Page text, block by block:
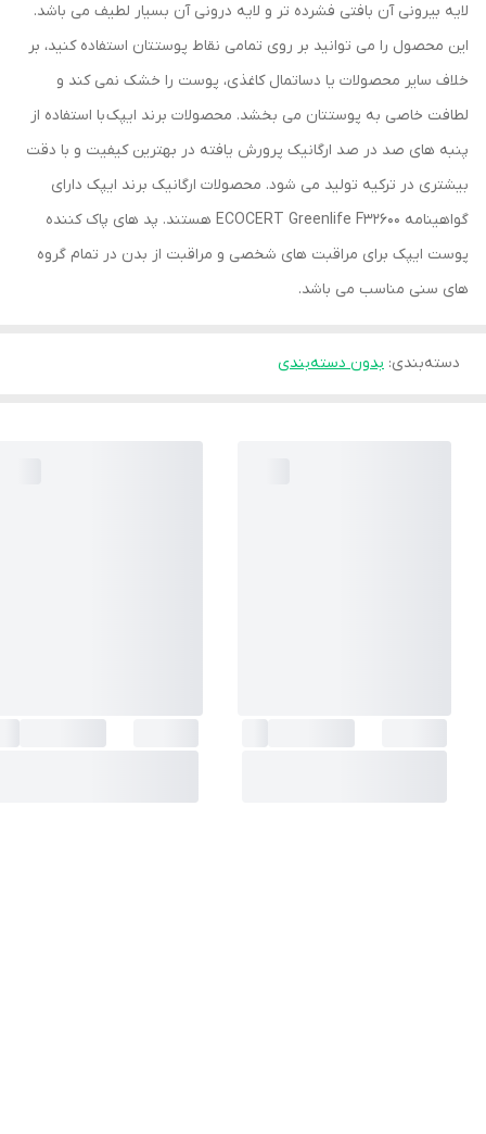
لایه بیرونی آن بافتی فشرده تر و لایه درونی آن بسیار لطیف می باشد.
این محصول را می توانید بر روی تمامی نقاط پوستتان استفاده کنید، بر
خلاف سایر محصولات یا دساتمال کاغذی، پوست را خشک نمی کند و
لطافت خاصی به پوستتان می بخشد. محصولات برند ایپک با استفاده از
پنبه های صد در صد ارگانیک پرورش یافته در بهترین کیفیت و با دقت
بیشتری در ترکیه تولید می شود. محصولات ارگانیک برند ایپک دارای
گواهینامه ECOCERT Greenlife F32600 هستند. پد های پاک کننده
پوست ایپک برای مراقبت های شخصی و مراقبت از بدن در تمام گروه
های سنی مناسب می باشد.
دسته‌بندی: بدون دسته‌بندی